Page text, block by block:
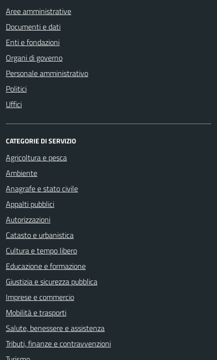
Aree amministrative
Documenti e dati
Enti e fondazioni
Organi di governo
Personale amministrativo
Politici
Uffici
CATEGORIE DI SERVIZIO
Agricoltura e pesca
Ambiente
Anagrafe e stato civile
Appalti pubblici
Autorizzazioni
Catasto e urbanistica
Cultura e tempo libero
Educazione e formazione
Giustizia e sicurezza pubblica
Imprese e commercio
Mobilità e trasporti
Salute, benessere e assistenza
Tributi, finanze e contravvenzioni